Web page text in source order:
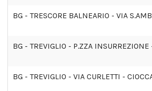
BG - TRESCORE BALNEARIO - VIA
BG - TREVIGLIO - P.ZZA
BG - TREVIGLIO - VIA CURLETTI -